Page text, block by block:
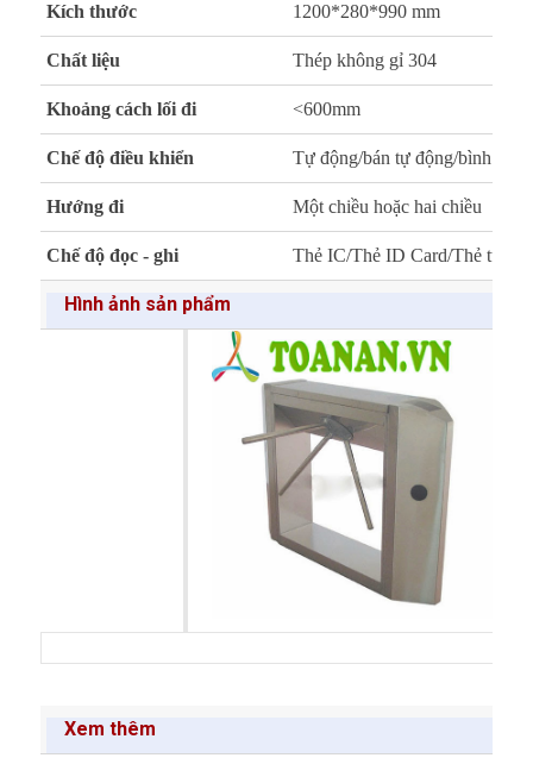
Kích thước 1200*280*990 mm
Chất liệu Thép không gỉ 304
Khoảng cách lối đi <600mm
Chế độ điều khiển Tự động/bán tự động/bình
Hướng đi Một chiều hoặc hai chiều
Chế độ đọc - ghi Thẻ IC/Thẻ ID Card/Thẻ từ/
Hình ảnh sản phẩm
Xem thêm